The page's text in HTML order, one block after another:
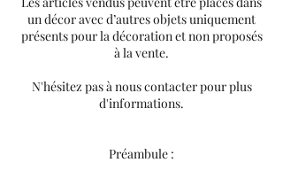
un décor avec d’autres objets uniquement
présents pour la décoration et non proposés
à la vente.
N'hésitez pas à nous contacter pour plus
d'informations.
Préambule :